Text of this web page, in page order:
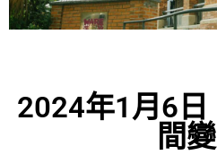
2024年1月6
間